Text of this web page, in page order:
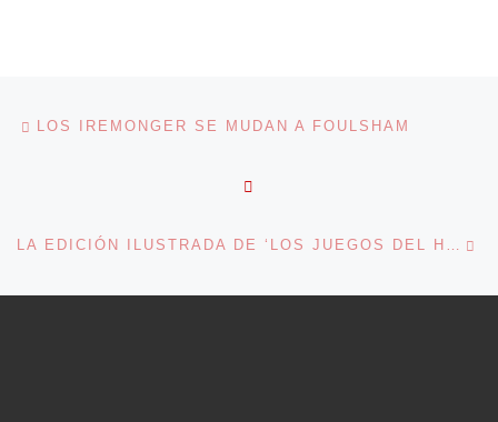
Navegación de entradas
LOS IREMONGER SE MUDAN A FOULSHAM
LA EDICIÓN ILUSTRADA DE ‘LOS JUEGOS DEL HAMBRE’